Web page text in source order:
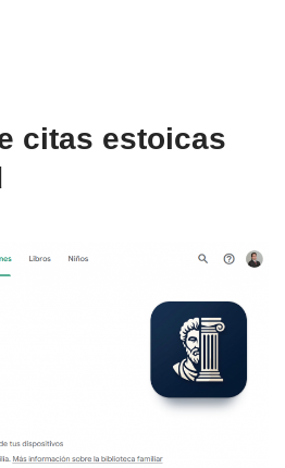
citas estoicas